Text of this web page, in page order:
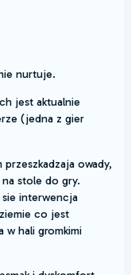
nurtuje.
jest aktualnie
(jedna z gier
owady,
stole do gry.
interwencja
co jest
w hali gromkimi